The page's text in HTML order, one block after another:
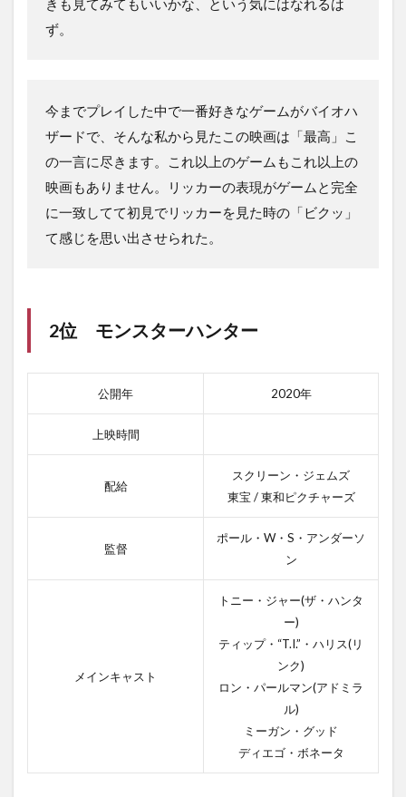
きも見てみてもいいかな、という気にはなれるは
ず。
今までプレイした中で一番好きなゲームがバイオハ
ザードで、そんな私から見たこの映画は「最高」こ
の一言に尽きます。これ以上のゲームもこれ以上の
映画もありません。リッカーの表現がゲームと完全
に一致してて初見でリッカーを見た時の「ビクッ」
て感じを思い出させられた。
2位 モンスターハンター
公開年 2020年
上映時間
配給
スクリーン・ジェムズ
東宝 / 東和ピクチャーズ
監督
ポール・W・S・アンダーソ
ン
メインキャスト
トニー・ジャー(ザ・ハンタ
ー)
ティップ・“T.I.”・ハリス(リ
ンク)
ロン・パールマン(アドミラ
ル)
ミーガン・グッド
ディエゴ・ボネータ